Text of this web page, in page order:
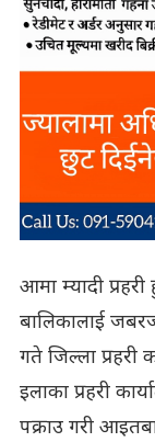
आमा म्यादी
बालिकालाई
गते जिल्ला प्रहरी
इलाका प्रहरी
पक्राउ गरी